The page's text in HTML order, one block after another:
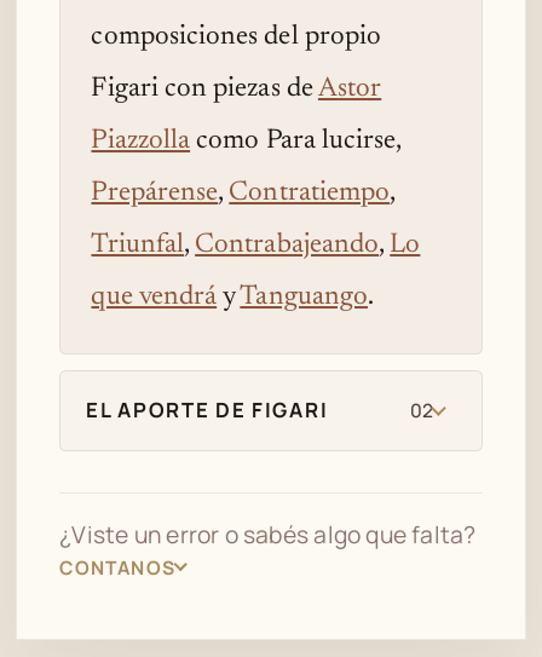
composiciones del propio
Figari con piezas deAstor
Piazzolla como Para lucirse,
Prepárense, Contratiempo,
Triunfal, Contrabajeando, Lo
que vendrá yTanguango.
EL APORTE DE FIGARI 02
¿Viste un error o sabés algo que falta?
CONTANOS